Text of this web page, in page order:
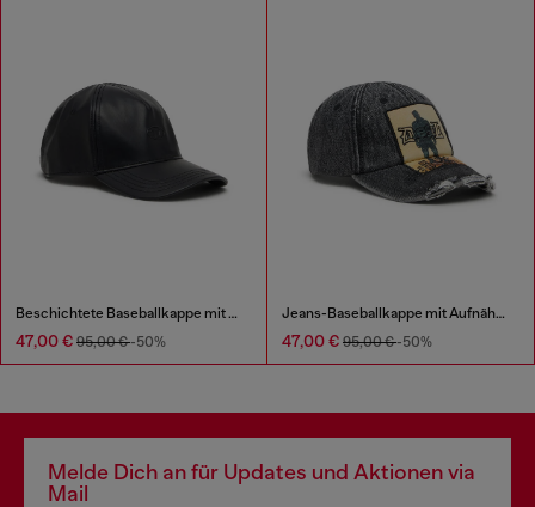
Beschichtete Baseballkappe mit geprägtem Logo
47,00 € 95,00 €-50%
Jeans-Baseballkappe mit Aufnäher und ausgefransten Details
47,00 € 95,00 €-50%
Melde Dich an für Updates und Aktionen via
Mail